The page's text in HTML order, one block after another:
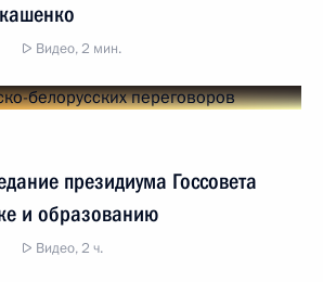
Видео, 2 мин.
президиума Госсовета
и образованию
Видео, 2 ч.